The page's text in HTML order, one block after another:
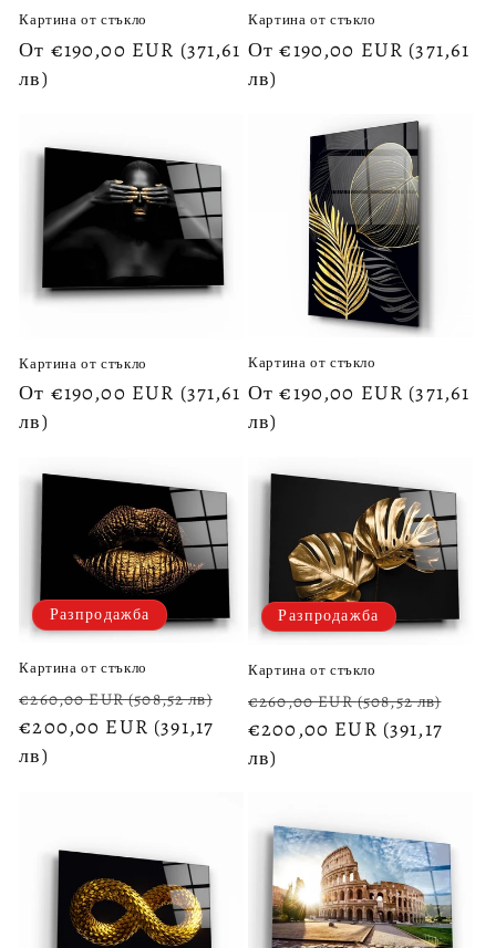
Картина от стъкло
Обичайна
цена
От €190,00 EUR (371,61
лв)
Картина от стъкло
Обичайна
цена
От €190,00 EUR (371,61
лв)
Картина от стъкло
Обичайна
цена
От €190,00 EUR (371,61
лв)
Картина от стъкло
Обичайна
цена
От €190,00 EUR (371,61
лв)
Разпродажба
Картина от стъкло
Обичайна
цена
€260,00 EUR(508,52 лв)
Цена
при
разпродажба
€200,00 EUR (391,17
лв)
Разпродажба
Картина от стъкло
Обичайна
цена
€260,00 EUR(508,52 лв)
€200,00 EUR (391,17
лв)